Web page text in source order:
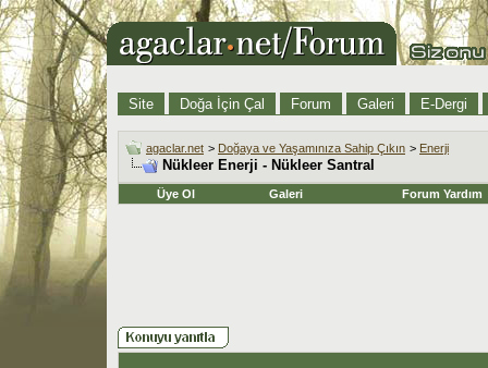
Site Doğa İçin Çal Forum Galeri E-Dergi
agaclar.net > Doğaya ve Yaşamınıza Sahip Çıkın > Enerji
Nükleer Enerji - Nükleer Santral
Üye Ol Galeri Forum Yardım